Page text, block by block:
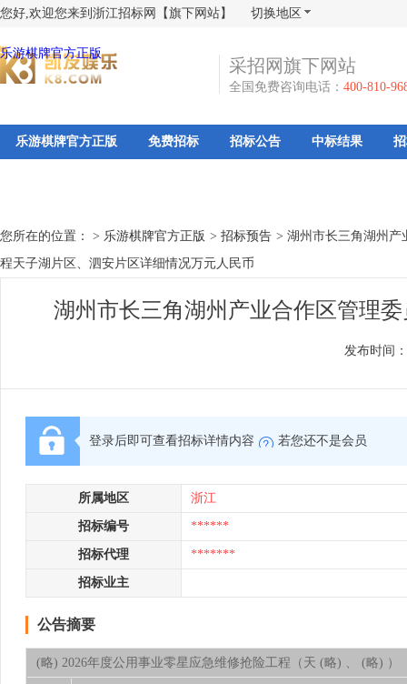
您好,欢迎您来到浙江招标网【旗下网站】 切换地区
乐游棋牌官方正版
采招网旗下网站
全国免费咨询电话： 400-810-
乐游棋牌官方正版 免费招标 招标公告 中标结果
您所在的位置： > 乐游棋牌官方正版 > 招标预告 > 湖州市长三角湖州产
程天子湖片区、泗安片区详细情况万元人民币
湖州市长三角湖州产业合作区管理
发布时间：
登录后即可查看招标详情内容 若您还不是会员
所属地区 浙江
招标编号 ******
招标代理 *******
招标业主
公告摘要
(略) 2026年度公用事业零星应急维修抢险工程（天 (略) 、 (略) ）